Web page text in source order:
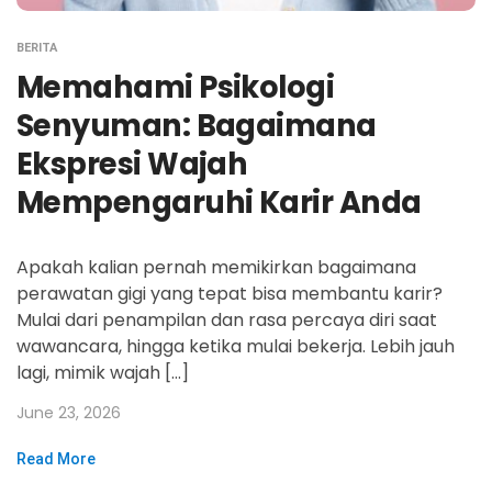
BERITA
Memahami Psikologi
Senyuman: Bagaimana
Ekspresi Wajah
Mempengaruhi Karir Anda
Apakah kalian pernah memikirkan bagaimana
perawatan gigi yang tepat bisa membantu karir?
Mulai dari penampilan dan rasa percaya diri saat
wawancara, hingga ketika mulai bekerja. Lebih jauh
lagi, mimik wajah […]
June 23, 2026
Read More